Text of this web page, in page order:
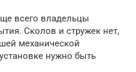
всего владельцы
Сколов и стружек нет,
механической
нужно быть